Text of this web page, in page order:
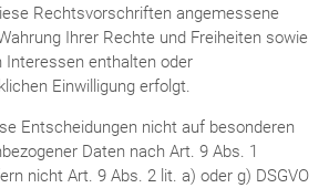
Rechtsvorschriften angemessene
Ihrer Rechte und Freiheiten sowie
Interessen enthalten oder
Einwilligung erfolgt.
Entscheidungen nicht auf besonderen
Daten nach Art. 9 Abs. 1
nicht Art. 9 Abs. 2 lit. a) oder g) DSGVO